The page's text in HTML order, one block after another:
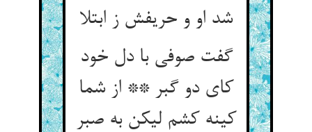
شد او و حریفش ز ابتلا
گفت صوفی با دل خود
کای دو گبر ** از شما
کینه کشم لیکن به صبر